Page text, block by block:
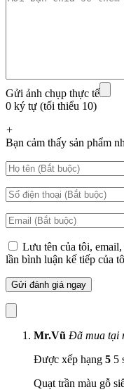
mạnh mẽ tốc độ vòng
nhanh và tạo ra lượng gió
điện năng tiêu thụ công
Gửi ảnh chụp thực tế
0 ký tự (tối thiểu 10)
+
Bạn cảm thấy sản phẩm
Lưu tên của tôi,
lần bình luận kế tiếp của
Mr.Vũ Đã mua tại
Được xếp hạng 5 5
Quạt trần màu gỗ